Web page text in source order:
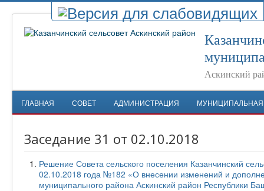
Аскинский
ГЛАВНАЯ СОВЕТ АДМИНИСТРАЦИЯ
Заседание 31 от 02.10.2018
Решение Совета сельского поселения Казанчинский
02.10.2018 года №182 «О внесении изменений и
муниципального района Аскинский район Республики